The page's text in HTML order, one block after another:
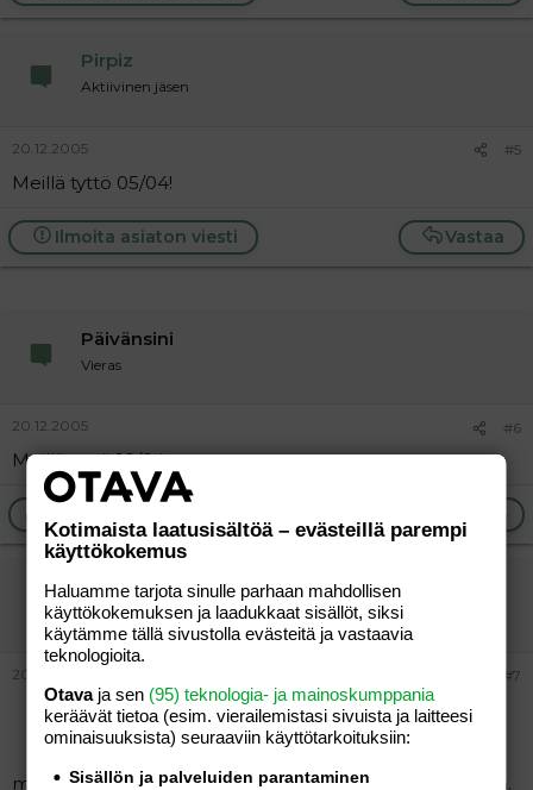
Pirpiz
Aktiivinen jäsen
20.12.2005 #5
Meillä tyttö 05/04!
Vastaa
Ilmoita asiaton viesti
Päivänsini
Vieras
20.12.2005 #6
Meillä tyttö 10/04
äippä5
Uusi jäsen
20.12.2005 #7
minulla on 8/04 syntynyt poika helsingin kätilö-opistolla.
Kotimaista laatusisältöä – evästeillä parempi
käyttökokemus
Haluamme tarjota sinulle parhaan mahdollisen
käyttökokemuksen ja laadukkaat sisällöt, siksi
käytämme tällä sivustolla evästeitä ja vastaavia
teknologioita.
Otavaja sen (95) teknologia- ja mainoskumppania
keräävät tietoa (esim. vierailemis­tasi sivuista ja laitteesi
ominaisuuk­sista) seuraaviin käyttötarkoituksiin:
Sisällön ja palveluiden parantaminen